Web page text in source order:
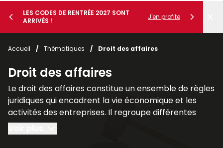
le sous-menu Vos métiers
le sous-menu Vos besoins
LES CODES DE RENTRÉE 2027 SONT
ARRIVÉS !
J'en profite
Accueil / Thématiques / Droit des affaires
Droit des affaires
Le droit des affaires constitue un ensemble de règles
juridiques qui encadrent la vie économique et les
activités des entreprises. Il regroupe différentes
branches du droit qui interviennent dans la création,
la gestion et la protection des sociétés ainsi que